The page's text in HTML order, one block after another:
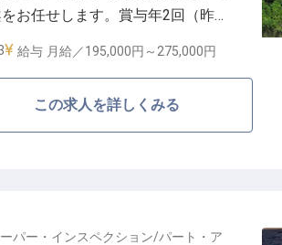
お任せします。賞与年2回（昨年
もご用意しています。月9日休
生を整えています。
給与 月給／195,000円～ 275,000円
この求人を詳しくみる
パー・インスペクション/パート・ア